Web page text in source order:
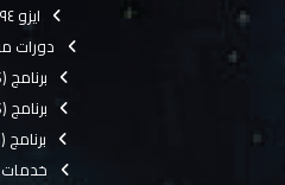
ايزو ٢٩٩٩٤
دورات
برنامج (CMS)
برنامج (TMS)
برنامج (EOS)